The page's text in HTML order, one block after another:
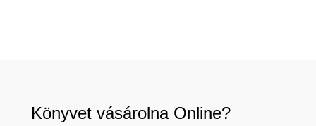
Könyvet vásárolna Online?